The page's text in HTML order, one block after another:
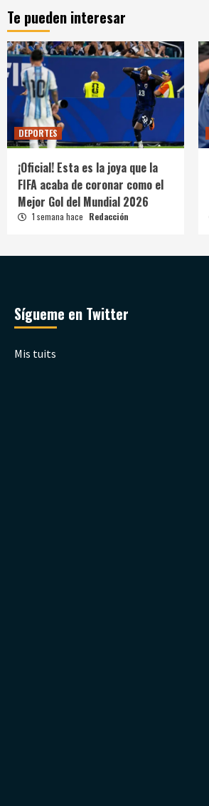
Te pueden interesar
DEPORTES
¡Oficial! Esta es la joya que la
FIFA acaba de coronar como el
Mejor Gol del Mundial 2026
1 semana hace Redacción
Sígueme en Twitter
Mis tuits